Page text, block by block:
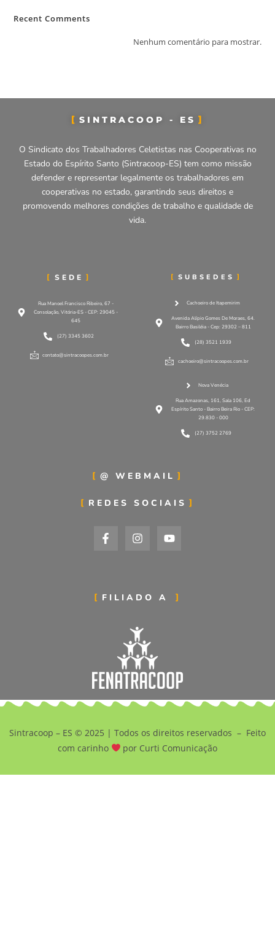
Recent Comments
Nenhum comentário para mostrar.
SINTRACOOP - ES
O Sindicato dos Trabalhadores Celetistas nas Cooperativas no
Estado do Espírito Santo (Sintracoop-ES) tem como missão
defender e representar legalmente os trabalhadores em
cooperativas no estado, garantindo seus direitos e
promovendo melhores condições de trabalho e qualidade de
vida.
SEDE
Rua Manoel Francisco Ribeiro, 67 -
Consolação, Vitória-ES - CEP: 29045 -
645
(27) 3345 3602
contato@sintracoopes.com.br
SUBSEDES
Cachoeiro de Itapemirim
Avenida Alípio Gomes De Moraes, 64.
Bairro Basiléia - Cep: 29302 – 811
(28) 3521 1939
cachoeiro@sintracoopes.com.br
Nova Venécia
Rua Amazonas, 161, Sala 106, Ed
Espírito Santo - Bairro Beira Rio - CEP:
29.830 - 000
(27) 3752 2769
@ WEBMAIL
REDES SOCIAIS
FILIADO A
Sintracoop – ES © 2025 | Todos os direitos reservados – Feito
com carinho
por Curti Comunicação